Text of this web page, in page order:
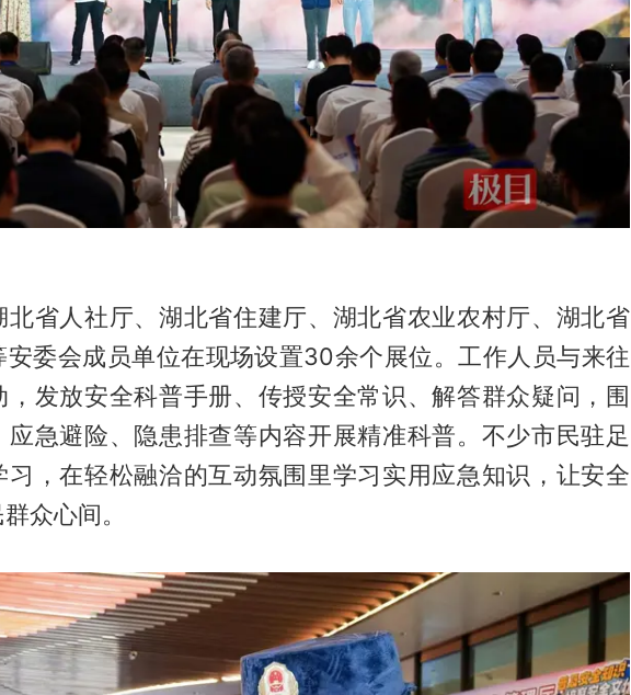
北省人社厅、湖北省住建厅、湖北省农业农村厅、湖北省
安委会成员单位在现场设置30余个展位。工作人员与来往
，发放安全科普手册、传授安全常识、解答群众疑问，围
应急避险、隐患排查等内容开展精准科普。不少市民驻足
习，在轻松融洽的互动氛围里学习实用应急知识，让安全
众心间。